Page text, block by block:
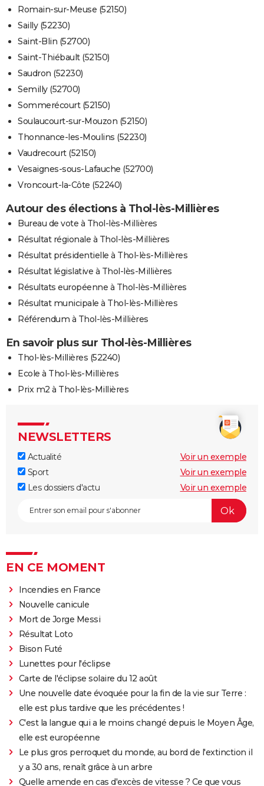
Romain-sur-Meuse (52150)
Sailly (52230)
Saint-Blin (52700)
Saint-Thiébault (52150)
Saudron (52230)
Semilly (52700)
Sommerécourt (52150)
Soulaucourt-sur-Mouzon (52150)
Thonnance-les-Moulins (52230)
Vaudrecourt (52150)
Vesaignes-sous-Lafauche (52700)
Vroncourt-la-Côte (52240)
Autour des élections à Thol-lès-Millières
Bureau de vote à Thol-lès-Millières
Résultat régionale à Thol-lès-Millières
Résultat présidentielle à Thol-lès-Millières
Résultat législative à Thol-lès-Millières
Résultats européenne à Thol-lès-Millières
Résultat municipale à Thol-lès-Millières
Référendum à Thol-lès-Millières
En savoir plus sur Thol-lès-Millières
Thol-lès-Millières (52240)
Ecole à Thol-lès-Millières
Prix m2 à Thol-lès-Millières
NEWSLETTERS
Actualité
Voir un exemple
Sport
Voir un exemple
Les dossiers d'actu
Voir un exemple
EN CE MOMENT
Incendies en France
Nouvelle canicule
Mort de Jorge Messi
Résultat Loto
Bison Futé
Lunettes pour l'éclipse
Carte de l'éclipse solaire du 12 août
Une nouvelle date évoquée pour la fin de la vie sur Terre :
elle est plus tardive que les précédentes !
C'est la langue qui a le moins changé depuis le Moyen Âge,
elle est européenne
Le plus gros perroquet du monde, au bord de l'extinction il
y a 30 ans, renaît grâce à un arbre
Quelle amende en cas d'excès de vitesse ? Ce que vous